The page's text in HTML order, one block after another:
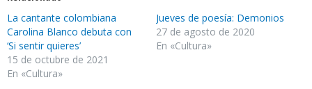
La cantante colombiana
Carolina Blanco debuta con
‘Si sentir quieres’
15 de octubre de 2021
En «Cultura»
Jueves de poesía: Demonios
27 de agosto de 2020
En «Cultura»